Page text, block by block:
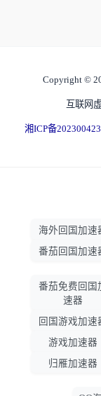
Copyright ©
互联网
湘ICP备
海外回国加速
番茄回国加速
番茄免费回国
速器
回国游戏加速
游戏加速器
归雁加速器